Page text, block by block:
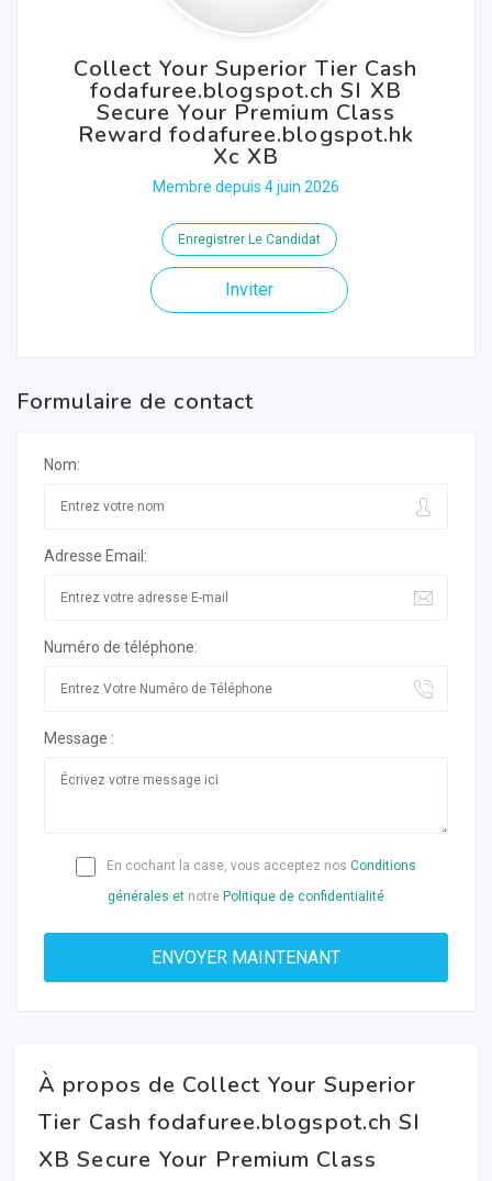
Collect Your Superior Tier Cash
fodafuree.blogspot.ch SI XB
Secure Your Premium Class
Reward fodafuree.blogspot.hk
Xc XB
Membre depuis 4 juin 2026
Enregistrer Le Candidat
Inviter
Formulaire de contact
Nom:
Adresse Email:
Numéro de téléphone:
Message :
En cochant la case, vous acceptez nos Conditions
générales et notre Politique de confidentialité
À propos de Collect Your Superior
Tier Cash fodafuree.blogspot.ch SI
XB Secure Your Premium Class